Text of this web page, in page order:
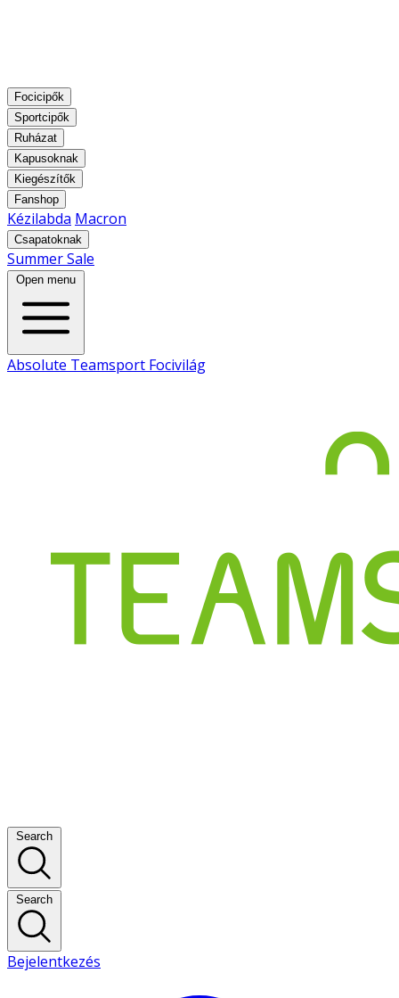
Focicipők
Sportcipők
Ruházat
Kapusoknak
Kiegészítők
Fanshop
Kézilabda Macron
Csapatoknak
Summer Sale
Open menu
Absolute Teamsport Focivilág
Search
Search
Bejelentkezés